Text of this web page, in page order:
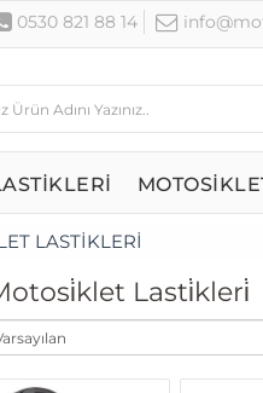
0530 821 88 14
LASTİKLERİ
Lasti̇kleri̇